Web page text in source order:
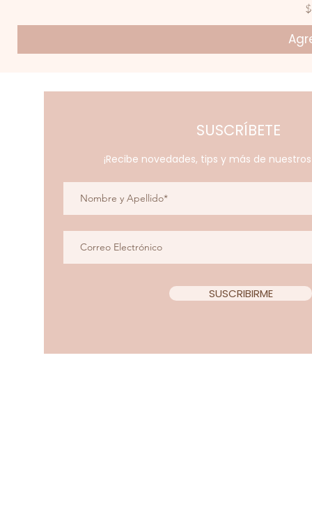
SUSCRÍBETE
¡Recibe novedades, tips y más de
SUSCRIBIRME